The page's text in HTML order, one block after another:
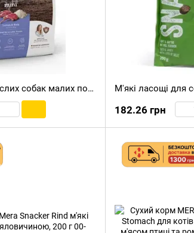
Сухий корм для дорослих собак малих порід із чутливим травленням MERA (Мера) Pure Sensitive Mini Lamm & Reis із ягням та рисом, 4 кг
182.26 грн